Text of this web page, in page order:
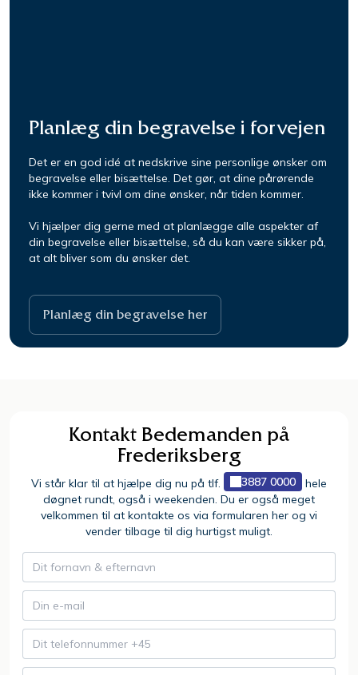
Planlæg din begravelse i forvejen
Det er en god idé at nedskrive sine personlige ønsker om
begravelse eller bisættelse. Det gør, at dine pårørende
ikke kommer i tvivl om dine ønsker, når tiden kommer.
Vi hjælper dig gerne med at planlægge alle aspekter af
din begravelse eller bisættelse, så du kan være sikker på,
at alt bliver som du ønsker det.
Planlæg din begravelse her
Kontakt Bedemanden på
Frederiksberg
Vi står klar til at hjælpe dig nu på tlf. 3887 0000
hele
døgnet rundt, også i weekenden. Du er også meget
velkommen til at kontakte os via formularen her og vi
vender tilbage til dig hurtigst muligt.